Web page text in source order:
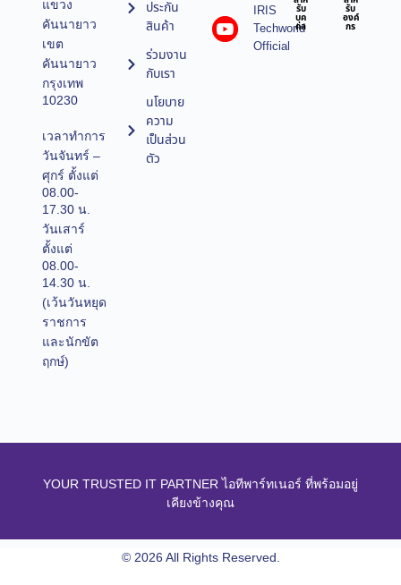
แขวง
คันนายาว
เขต
คันนายาว
กรุงเทพ
10230
เวลาทำการ
วันจันทร์ –
ศุกร์ ตั้งแต่
08.00-
17.30 น.
วันเสาร์
ตั้งแต่
08.00-
14.30 น.
(เว้นวันหยุด
ราชการ
และนักขัต
ฤกษ์)
ประกัน
สินค้า
ร่วมงาน
กับเรา
นโยบาย
ความ
เป็นส่วน
ตัว
IRIS
Techworld
Official
รับ
บุค
คล
รับ
องค์
กร
YOUR TRUSTED IT PARTNER ไอทีพาร์ทเนอร์ ที่พร้อมอยู่
เคียงข้างคุณ
© 2026 All Rights Reserved.